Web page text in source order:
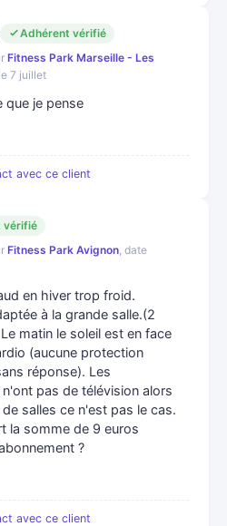
Adhérent vérifié
Fitness Park Marseille - Les
7 juillet
que je pense
avec ce client
vérifié
Fitness Park Avignon, date
en hiver trop froid.
à la grande salle.(2
matin le soleil est en face
(aucune protection
réponse). Les
pas de télévision alors
salles ce n'est pas le cas.
la somme de 9 euros
?
avec ce client